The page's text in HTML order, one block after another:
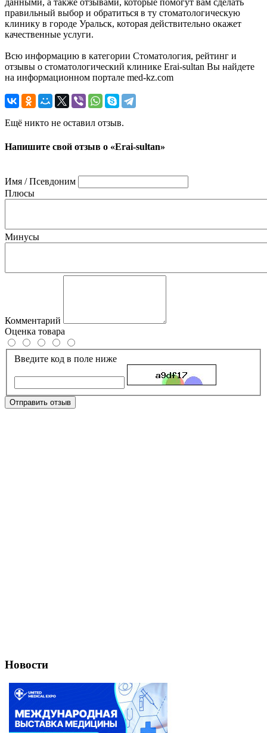
данными, а также отзывами, которые помогут вам сделать
правильный выбор и обратиться в ту стоматологическую
клинику в городе Уральск, которая действительно окажет
качественные услуги.
Всю информацию в категории Стоматология, рейтинг и
отзывы о стоматологический клинике Erai-sultan Вы найдете
на информационном портале med-kz.com
Ещё никто не оставил отзыв.
Напишите свой отзыв о «Erai-sultan»
Имя / Псевдоним
Плюсы
Минусы
Комментарий
Оценка товара
Введите код в поле ниже
Отправить отзыв
Новости